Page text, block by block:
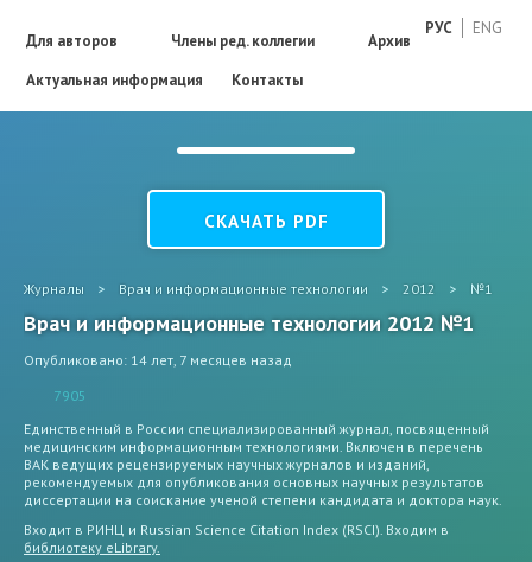
РУС ENG
Для авторов Члены ред. коллегии
Архив
Актуальная информация
Контакты
СКАЧАТЬ PDF
Журналы > Врач и информационные технологии > 2012 > №1
Врач и информационные технологии 2012 №1
Опубликовано: 14 лет, 7 месяцев назад
7905
Единственный в России специализированный журнал, посвященный
медицинским информационным технологиями. Включен в перечень
ВАК ведущих рецензируемых научных журналов и изданий,
рекомендуемых для опубликования основных научных результатов
диссертации на соискание ученой степени кандидата и доктора наук.
Входит в РИНЦ и Russian Science Citation Index (RSCI). Входим в
библиотеку eLibrary.